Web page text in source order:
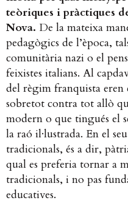
teòriques i pràctiques
Nova. De la mateixa
pedagògics de l’època,
comunitària nazi o el
feixistes italians. Al
del règim franquista eren
sobretot contra tot allò
modern o que tingués el
la raó il·lustrada. En el
tradicionals, és a dir,
qual es preferia tornar a
tradicionals, i no pas
educatives.